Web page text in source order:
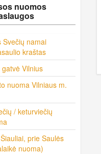
nuomos
Svečių namai
kraštas
Vilnius
nuoma Vilniaus m.
/ keturviečių
prie Saulės
nuoma)